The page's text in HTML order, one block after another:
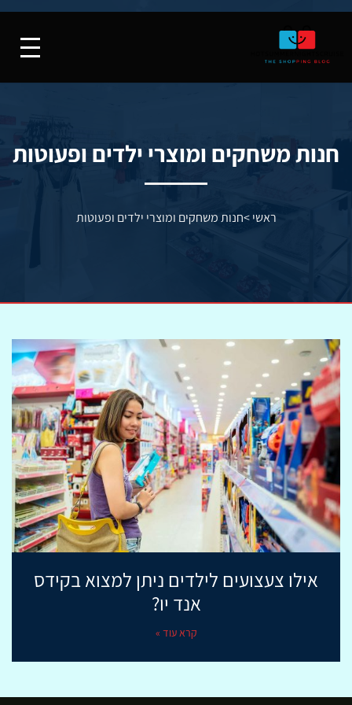
חנות משחקים ומוצרי ילדים ופעוטות
ראשי>חנות משחקים ומוצרי ילדים ופעוטות
אילו צעצועים לילדים ניתן למצוא בקידס
אנד יו?
קרא עוד »